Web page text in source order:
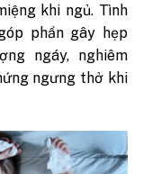
khi ngủ. Tình
phần gây hẹp
ngáy, nghiêm
ngưng thở khi